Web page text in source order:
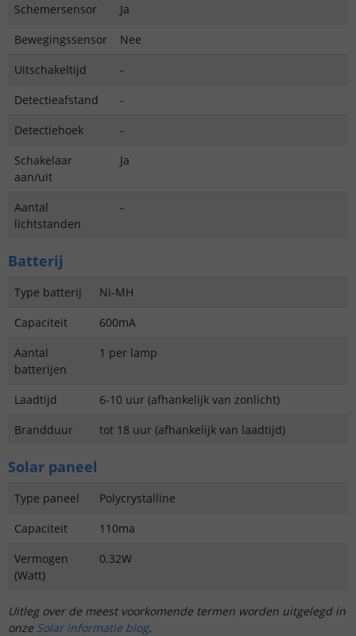
Schemersensor
Ja
Bewegingssensor
Nee
Uitschakeltijd
-
Detectieafstand
-
Detectiehoek
-
Schakelaar
aan/uit
Ja
Aantal
lichtstanden
-
Batterij
Type batterij
Ni-MH
Capaciteit
600mA
Aantal
batterijen
1 per lamp
Laadtijd
6-10 uur (afhankelijk van zonlicht)
Brandduur
tot 18 uur (afhankelijk van laadtijd)
Solar paneel
Type paneel
Polycrystalline
Capaciteit
110ma
Vermogen
(Watt)
0.32W
Uitleg over de meest voorkomende termen worden uitgelegd in
onze Solar informatie blog.